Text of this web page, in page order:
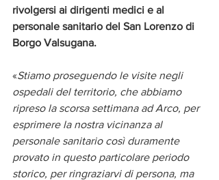
rivolgersi ai dirigenti medici e al
personale sanitario del San Lorenzo di
Borgo Valsugana.
«Stiamo proseguendo le visite negli
ospedali del territorio, che abbiamo
ripreso la scorsa settimana ad Arco, per
esprimere la nostra vicinanza al
personale sanitario così duramente
provato in questo particolare periodo
storico, per ringraziarvi di persona, ma